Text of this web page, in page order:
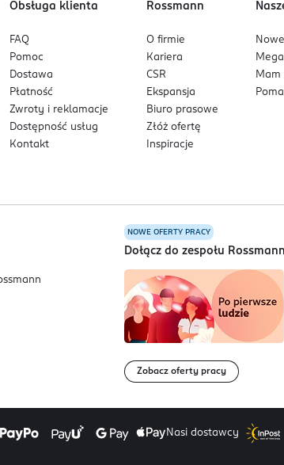
Obsługa klienta
FAQ
Pomoc
Dostawa
Płatność
Zwroty i reklamacje
Dostępność usług
Kontakt
Rossmann
O firmie
Kariera
CSR
Ekspansja
Biuro prasowe
Złóż ofertę
Inspiracje
Nowe
Mega
Mam
NOWE OFERTY PRACY
Dołącz do zespołu
Zobacz oferty pracy
Nasi dostawcy